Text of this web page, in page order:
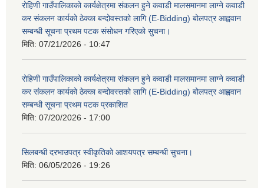
रोहिणी गाउँपालिकाको कार्यक्षेत्रमा संकलन हुने कवाडी मालसमानमा लाग्ने कवाडी
कर संकलन कार्यको ठेक्का बन्दोवस्तको लागि (E-Bidding) बोलपत्र आह्ववान
सम्बन्धी सूचना प्रथम पटक संसोधन गरिएको सुचना।
मिति: 07/21/2026 - 10:47
रोहिणी गाउँपालिकाको कार्यक्षेत्रमा संकलन हुने कवाडी मालसमानमा लाग्ने कवाडी
कर संकलन कार्यको ठेक्का बन्दोवस्तको लागि (E-Bidding) बोलपत्र आह्ववान
सम्बन्धी सूचना प्रथम पटक प्रकाशित
मिति: 07/20/2026 - 17:00
सिलबन्धी दरभाउपत्र स्वीकृतिको आशयपत्र सम्बन्धी सुचना।
मिति: 06/05/2026 - 19:26